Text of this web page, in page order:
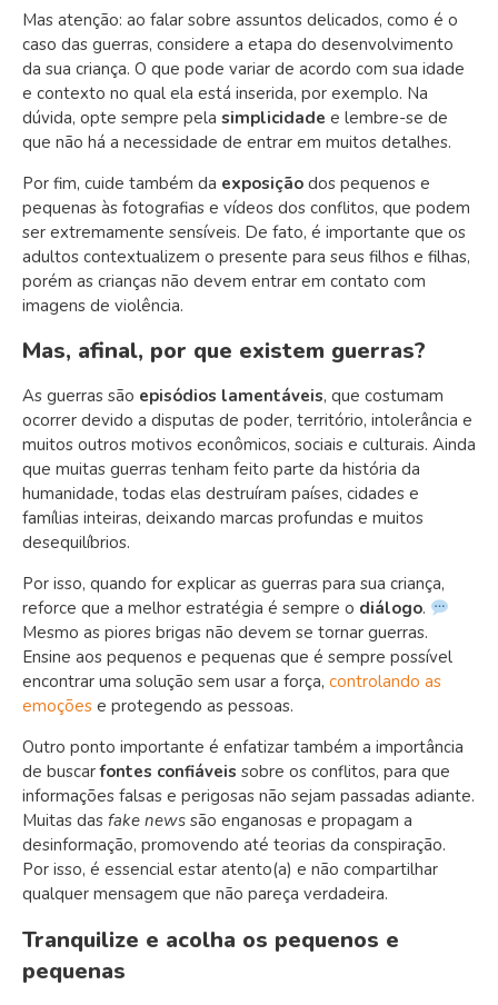
Mas atenção: ao falar sobre assuntos delicados, como é o
caso das guerras, considere a etapa do desenvolvimento
da sua criança. O que pode variar de acordo com sua idade
e contexto no qual ela está inserida, por exemplo. Na
dúvida, opte sempre pela simplicidade e lembre-se de
que não há a necessidade de entrar em muitos detalhes.
Por fim, cuide também da exposição dos pequenos e
pequenas às fotografias e vídeos dos conflitos, que podem
ser extremamente sensíveis. De fato, é importante que os
adultos contextualizem o presente para seus filhos e filhas,
porém as crianças não devem entrar em contato com
imagens de violência.
Mas, afinal, por que existem guerras?
As guerras são episódios lamentáveis, que costumam
ocorrer devido a disputas de poder, território, intolerância e
muitos outros motivos econômicos, sociais e culturais. Ainda
que muitas guerras tenham feito parte da história da
humanidade, todas elas destruíram países, cidades e
famílias inteiras, deixando marcas profundas e muitos
desequilíbrios.
Por isso, quando for explicar as guerras para sua criança,
reforce que a melhor estratégia é sempre o diálogo.
Mesmo as piores brigas não devem se tornar guerras.
Ensine aos pequenos e pequenas que é sempre possível
encontrar uma solução sem usar a força, controlando as
emoções e protegendo as pessoas.
Outro ponto importante é enfatizar também a importância
de buscarfontes confiáveis sobre os conflitos, para que
informações falsas e perigosas não sejam passadas adiante.
Muitas das fake news são enganosas e propagam a
desinformação, promovendo até teorias da conspiração.
Por isso, é essencial estar atento(a) e não compartilhar
qualquer mensagem que não pareça verdadeira.
Tranquilize e acolha os pequenos e
pequenas